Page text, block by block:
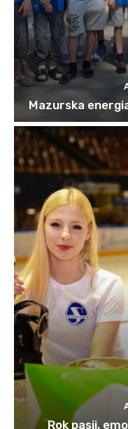
Mazurska
Rok pasji,